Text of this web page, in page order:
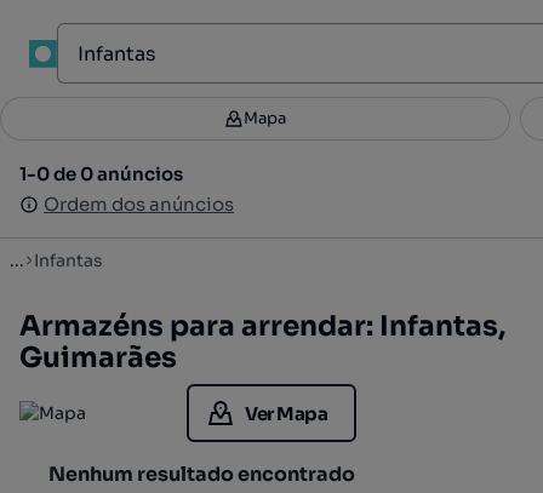
Filtros 3
1-0 de 0 anúncios
Ordem dos anúncios
Mapa
1-0 de 0 anúncios
Ordem dos anúncios
... Infantas
Armazéns para arrendar: Infantas,
Guimarães
Ver Mapa
Nenhum resultado encontrado